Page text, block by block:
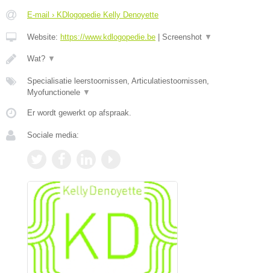
E-mail › KDlogopedie Kelly Denoyette
Website: https://www.kdlogopedie.be Screenshot ▼
Wat? ▼
Specialisatie leerstoornissen, Articulatiestoornissen,
Myofunctionele ▼
Er wordt gewerkt op afspraak.
Sociale media: